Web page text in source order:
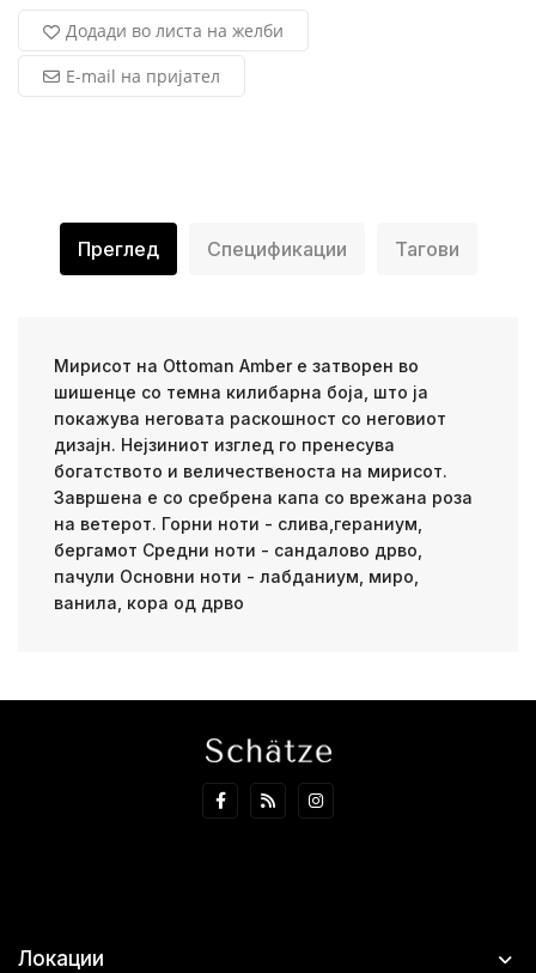
Додади во листа на желби
E-mail на пријател
Преглед Спецификации Тагови
Мирисот на Ottoman Amber е затворен во
шишенце со темна килибарна боја, што ја
покажува неговата раскошност со неговиот
дизајн. Нејзиниот изглед го пренесува
богатството и величественоста на мирисот.
Завршена е со сребрена капа со врежана роза
на ветерот. Горни ноти - слива,гераниум,
бергамот Средни ноти - сандалово дрво,
пачули Основни ноти - лабданиум, миро,
ванила, кора од дрво
Локации